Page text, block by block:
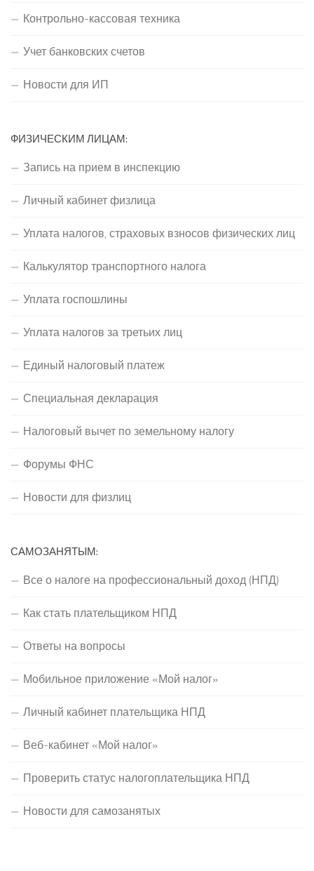
Контрольно-кассовая техника
Учет банковских счетов
Новости для ИП
ФИЗИЧЕСКИМ ЛИЦАМ:
Запись на прием в инспекцию
Личный кабинет физлица
Уплата налогов, страховых взносов физических лиц
Калькулятор транспортного налога
Уплата госпошлины
Уплата налогов за третьих лиц
Единый налоговый платеж
Специальная декларация
Налоговый вычет по земельному налогу
Форумы ФНС
Новости для физлиц
САМОЗАНЯТЫМ:
Все о налоге на профессиональный доход (НПД)
Как стать плательщиком НПД
Ответы на вопросы
Мобильное приложение «Мой налог»
Личный кабинет плательщика НПД
Веб-кабинет «Мой налог»
Проверить статус налогоплательщика НПД
Новости для самозанятых